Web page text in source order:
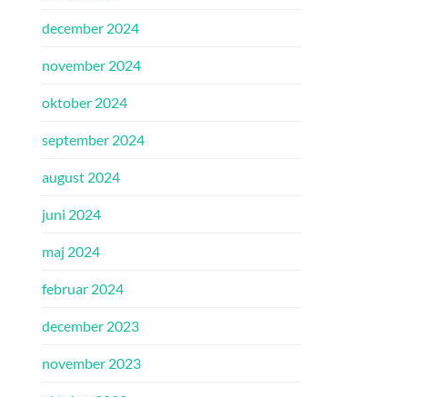
december 2024
november 2024
oktober 2024
september 2024
august 2024
juni 2024
maj 2024
februar 2024
december 2023
november 2023